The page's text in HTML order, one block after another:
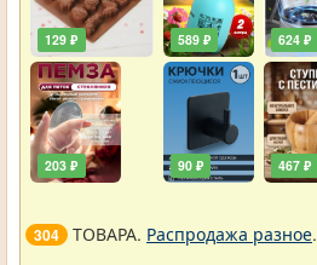
129 ₽
203 ₽
589 ₽
90 ₽
624 ₽
467 ₽
304 ТОВАРА. Распродажа разное.